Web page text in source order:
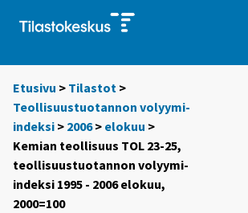
Etusivu > Tilastot >
Teollisuustuotannon volyymi-
indeksi > 2006> elokuu >
Kemian teollisuus TOL 23-25,
teollisuustuotannon volyymi-
indeksi 1995 - 2006 elokuu,
2000=100